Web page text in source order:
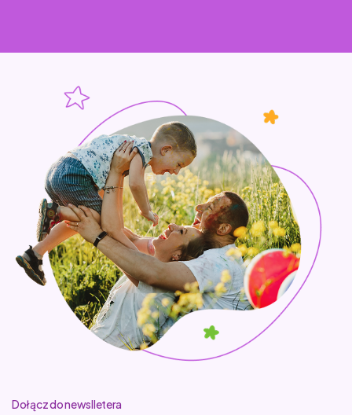
Dołącz do newslletera